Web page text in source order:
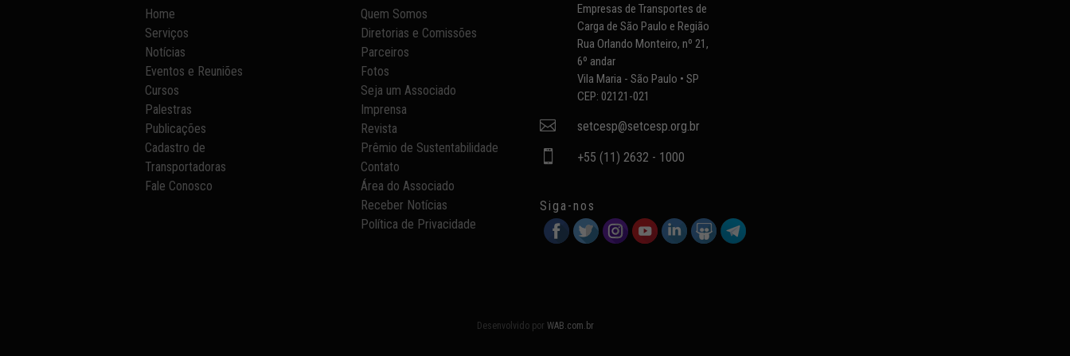
Home
Serviços
Notícias
Eventos e Reuniões
Cursos
Palestras
Publicações
Cadastro de
Transportadoras
Fale Conosco
Quem Somos
Diretorias e Comissões
Parceiros
Fotos
Seja um Associado
Imprensa
Revista
Prêmio de Sustentabilidade
Contato
Área do Associado
Receber Notícias
Política de Privacidade
Empresas de Transportes de
Carga de São Paulo e Região
Rua Orlando Monteiro, nº 21,
6º andar
Vila Maria - São Paulo • SP
CEP: 02121-021
 setcesp@setcesp.org.br
 +55 (11) 2632 - 1000
Siga-nos
Desenvolvido por WAB.com.br